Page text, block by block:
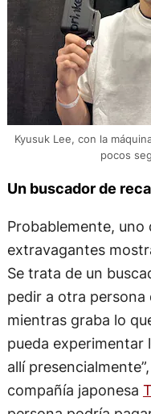
Kyusuk Lee, con la
pocos
Un buscador de
Probablemente, uno
extravagantes
Se trata de un
pedir a otra persona
mientras graba lo
pueda experimentar
allí
compañía japonesa